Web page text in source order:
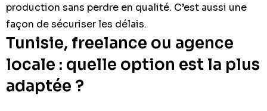
production sans perdre en qualité. C’est aussi une
façon de sécuriser les délais.
Tunisie, freelance ou agence
locale : quelle option est la plus
adaptée ?